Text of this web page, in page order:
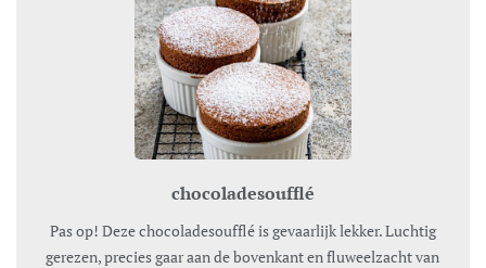
chocoladesoufflé
Pas op! Deze chocoladesoufflé is gevaarlijk lekker. Luchtig
gerezen, precies gaar aan de bovenkant en fluweelzacht van